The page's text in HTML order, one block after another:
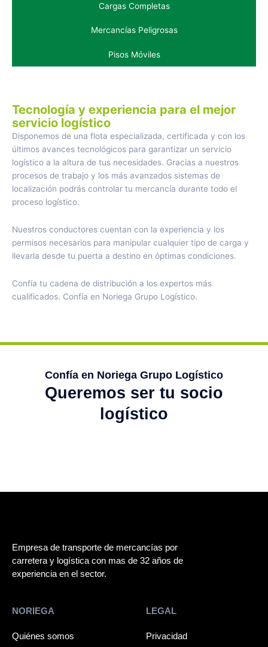
Cargas Completas
Mercancías Peligrosas
Pisos Móviles
Tecnología y experiencia para el mejor
servicio logístico
Disponemos de una flota especializada, certificada y con los
últimos avances tecnológicos para garantizar un servicio
logístico a la altura de tus necesidades. Gracias a nuestros
procesos de trabajo y los más avanzados sistemas de
localización podrás controlar tu mercancía durante todo el
proceso logístico.
Nuestros conductores cuentan con la experiencia y los
permisos necesarios para manipular cualquier tipo de carga y
llevarla desde tu puerta a destino en óptimas condiciones.
Confía tu cadena de distribución a los expertos más
cualificados. Confía en Noriega Grupo Logístico.
Confía en Noriega Grupo Logístico
Queremos ser tu socio
logístico
Empresa de transporte de mercancías por
carretera y logística con mas de 32 años de
experiencia en el sector.
NORIEGA
Quiénes somos
LEGAL
Privacidad